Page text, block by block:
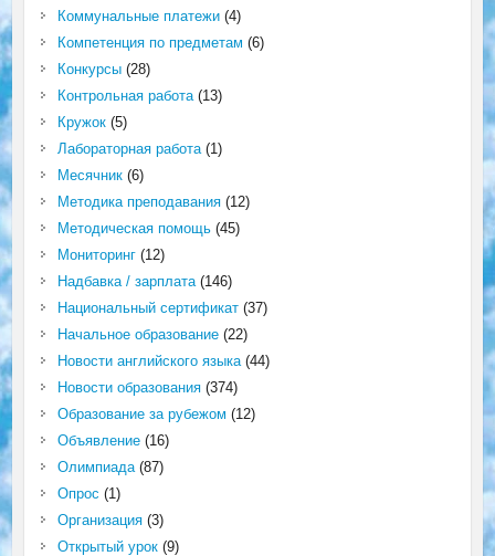
Коммунальные платежи(4)
Компетенция по предметам (6)
Конкурсы(28)
Контрольная работа(13)
Кружок(5)
Лабораторная работа(1)
Месячник(6)
Методика преподавания(12)
Методическая помощь(45)
Мониторинг(12)
Надбавка / зарплата(146)
Национальный сертификат(37)
Начальное образование(22)
Новости английского языка(44)
Новости образования(374)
Образование за рубежом (12)
Объявление(16)
Олимпиада(87)
Опрос (1)
Организация(3)
Открытый урок(9)